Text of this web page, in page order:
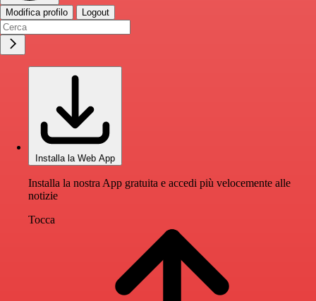
Modifica profilo Logout
Installa la Web App
Installa la nostra App gratuita e accedi più velocemente alle
notizie
Tocca